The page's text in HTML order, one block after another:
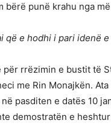
bërë punë krahu nga
që e hodhi i pari idenë
për rrëzimin e bustit të
me Rin Monajkën.
pasditen e datës 10
demostratën e